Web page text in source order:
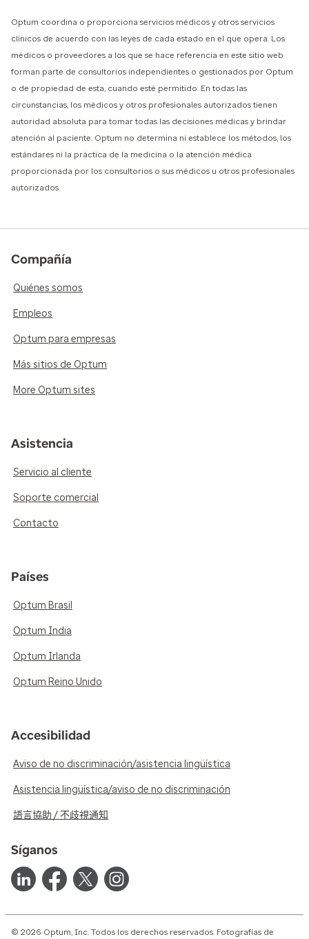
Optum coordina o proporciona servicios médicos y otros servicios
clínicos de acuerdo con las leyes de cada estado en el que opera. Los
médicos o proveedores a los que se hace referencia en este sitio web
forman parte de consultorios independientes o gestionados por Optum
o de propiedad de esta, cuando esté permitido. En todas las
circunstancias, los médicos y otros profesionales autorizados tienen
autoridad absoluta para tomar todas las decisiones médicas y brindar
atención al paciente. Optum no determina ni establece los métodos, los
estándares ni la práctica de la medicina o la atención médica
proporcionada por los consultorios o sus médicos u otros profesionales
autorizados.
Compañía
Quiénes somos
Empleos
Optum para empresas
Más sitios de Optum
More Optum sites
Asistencia
Servicio al cliente
Soporte comercial
Contacto
Países
Optum Brasil
Optum India
Optum Irlanda
Optum Reino Unido
Accesibilidad
Aviso de no discriminación/asistencia lingüística
Asistencia lingüística/aviso de no discriminación
語言協助 / 不歧視通知
Síganos
© 2026 Optum, Inc. Todos los derechos reservados. Fotografías de